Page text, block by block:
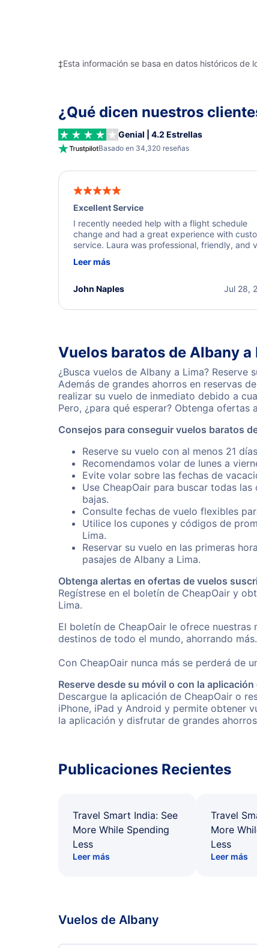
‡Esta información se basa en datos históricos de
¿Qué dicen nuestros
Genial | 4.2 Estrellas
Basado en 34,320 reseñas
Excellent Service
I recently needed help with a flight schedule
change and had a great experience with
service. Laura was professional, friendly, and
a solution and kept me informed of the next
Leer más
Jul 28,
John Naples
Vuelos baratos de Albany a
¿Busca vuelos de Albany a Lima?
Además de grandes ahorros en reservas
realizar su vuelo de inmediato debido a
Pero, ¿para qué esperar? Obtenga ofertas
Consejos para conseguir vuelos baratos
Reserve su vuelo con al menos 21
Recomendamos volar de lunes a
Evite volar sobre las fechas de
Use CheapOair para buscar todas
bajas.
Consulte fechas de vuelo flexibles
Utilice los cupones y códigos de
Lima.
Reservar su vuelo en las primeras
pasajes de Albany a Lima.
Obtenga alertas en ofertas de vuelos
Regístrese en el boletín de CheapOair y
Lima.
El boletín de CheapOair le ofrece
destinos de todo el mundo, ahorrando más.
Con CheapOair nunca más se perderá de
Reserve desde su móvil o con la aplicación
Descargue la aplicación de CheapOair o
iPhone, iPad y Android y permite obtener
la aplicación y disfrutar de grandes
Publicaciones Recientes
Travel Smart India: See
More While Spending
Less
Leer más
Travel
More
Less
Leer más
Vuelos de Albany